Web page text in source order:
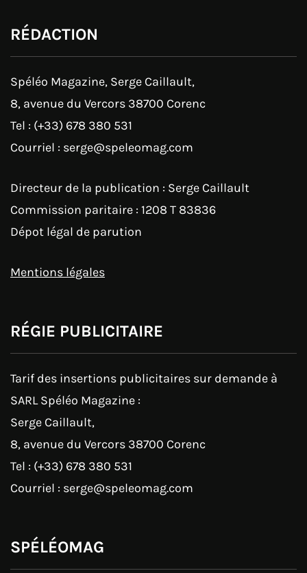
RÉDACTION
Spéléo Magazine, Serge Caillault,
8, avenue du Vercors 38700 Corenc
Tel : (+33) 678 380 531
Courriel : serge@speleomag.com
Directeur de la publication : Serge Caillault
Commission paritaire : 1208 T 83836
Dépot légal de parution
Mentions légales
RÉGIE PUBLICITAIRE
Tarif des insertions publicitaires sur demande à
SARL Spéléo Magazine :
Serge Caillault,
8, avenue du Vercors 38700 Corenc
Tel : (+33) 678 380 531
Courriel : serge@speleomag.com
SPÉLÉOMAG